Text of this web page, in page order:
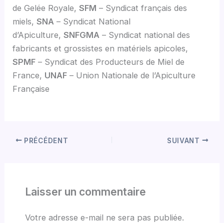
de Gelée Royale,SFM – Syndicat français des
miels,SNA – Syndicat National
d’Apiculture,SNFGMA – Syndicat national des
fabricants et grossistes en matériels apicoles,
SPMF – Syndicat des Producteurs de Miel de
France, UNAF – Union Nationale de l’Apiculture
Française
PRÉCÉDENT SUIVANT
Laisser un commentaire
Votre adresse e-mail ne sera pas publiée.